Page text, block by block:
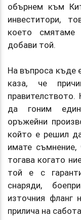
обърнем към
инвеститори,
което смятаме
добави той.
На въпроса къде
каза, че
да гоним
оръжейни
който е решил
имате
тогава когато
той е с
снаряди,
източния фланг
прилича на